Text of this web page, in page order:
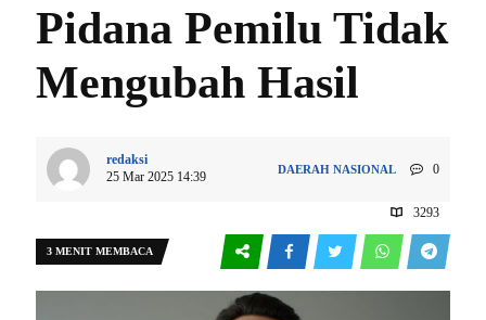
Pidana Pemilu Tidak
Mengubah Hasil
redaksi
25 Mar 2025 14:39
DAERAH NASIONAL 0
3293
3 MENIT MEMBACA